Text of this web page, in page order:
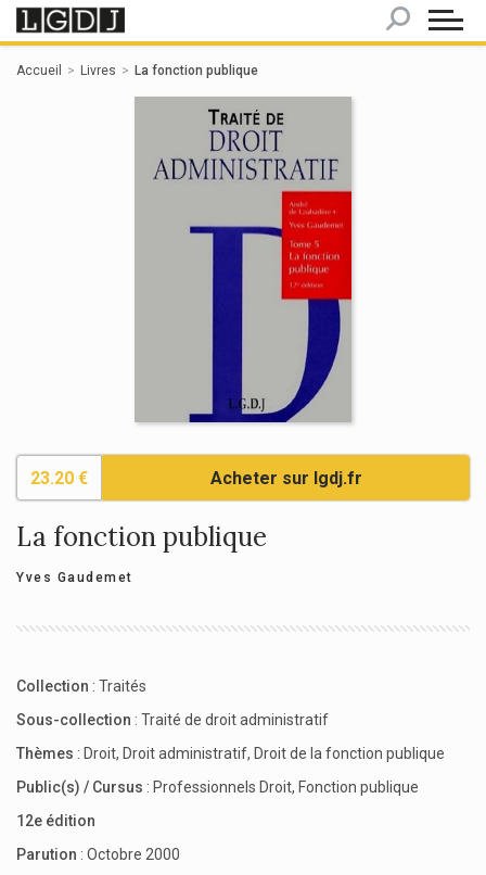
Accueil Livres La fonction publique
23.20 € Acheter sur lgdj.fr
La fonction publique
Yves Gaudemet
Collection : Traités
Sous-collection : Traité de droit administratif
Thèmes : Droit, Droit administratif, Droit de la fonction publique
Public(s) / Cursus : Professionnels Droit, Fonction publique
12e édition
Parution : Octobre 2000
Panneau de gestion des cookies